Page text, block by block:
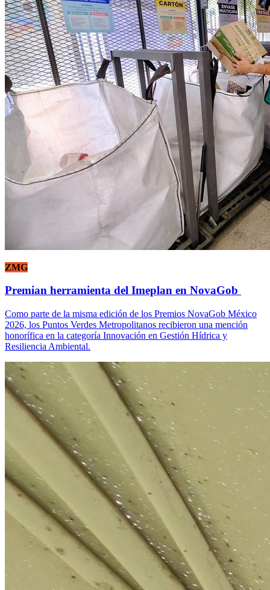
ZMG
Premian herramienta del Imeplan en NovaGob
Como parte de la misma edición de los Premios NovaGob México
2026, los Puntos Verdes Metropolitanos recibieron una mención
honorífica en la categoría Innovación en Gestión Hídrica y
Resiliencia Ambiental.